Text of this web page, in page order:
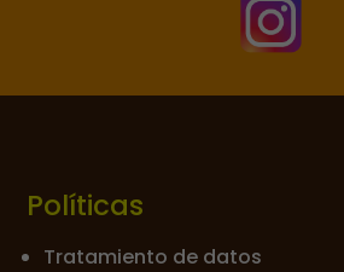

Políticas
Tratamiento de datos